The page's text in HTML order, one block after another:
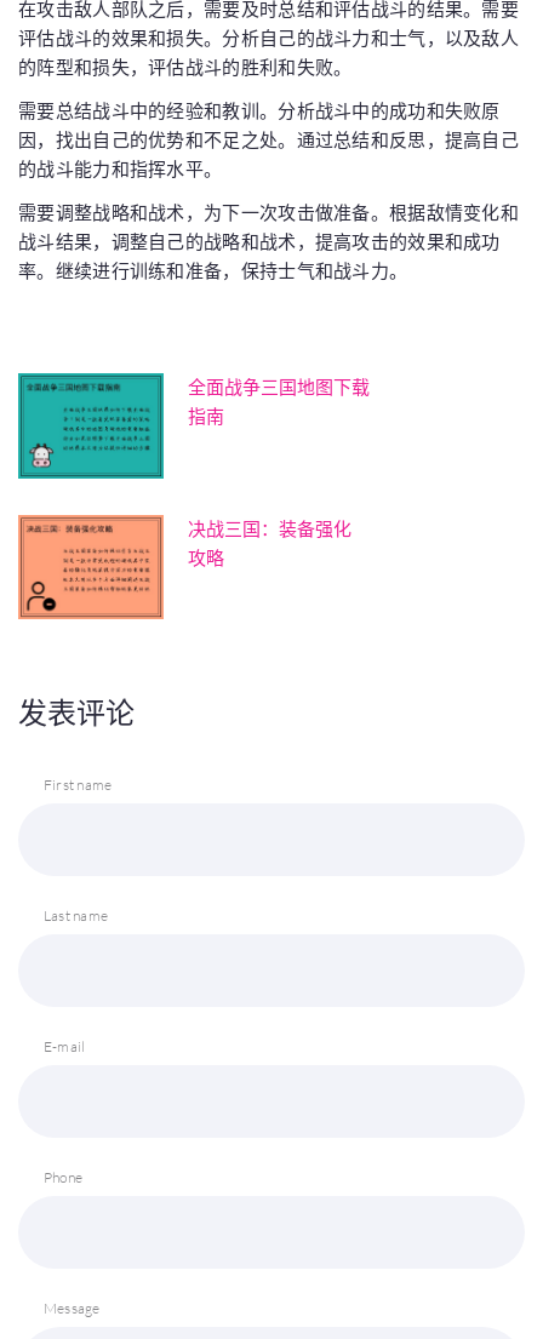
在攻击敌人部队之后，需要及时总结和评估战斗的结果。需要
评估战斗的效果和损失。分析自己的战斗力和士气，以及敌人
的阵型和损失，评估战斗的胜利和失败。
需要总结战斗中的经验和教训。分析战斗中的成功和失败原
因，找出自己的优势和不足之处。通过总结和反思，提高自己
的战斗能力和指挥水平。
需要调整战略和战术，为下一次攻击做准备。根据敌情变化和
战斗结果，调整自己的战略和战术，提高攻击的效果和成功
率。继续进行训练和准备，保持士气和战斗力。
全面战争三国地图下载
指南
决战三国：装备强化
攻略
发表评论
First name
Last name
E-mail
Phone
Message